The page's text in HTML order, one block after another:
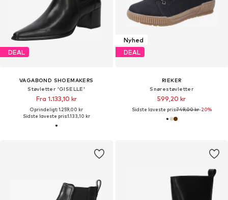
DEAL
VAGABOND SHOEMAKERS
Støvletter 'GISELLE'
Fra 1.133,10 kr
Oprindeligt: 1.259,00 kr
Sidste laveste pris:1.133,10 kr
Nyhed
DEAL
RIEKER
Snørestøvletter
599,20 kr
Sidste laveste pris:749,00 kr-20%